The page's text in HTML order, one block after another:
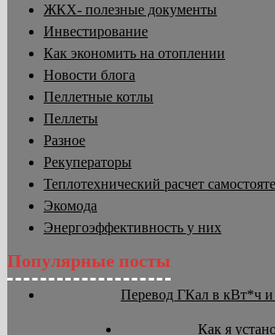
ЖКХ- полезные документы
Инвестирование
Как экономить на отоплении
Новости блога
Пеллетные котлы
Пеллеты
Разное
Рекуператоры
Теплотехнический расчет
Экомода
Энергоэффективность у них
Популярные посты
Перевод ГКал в кВт*ч и
Как я